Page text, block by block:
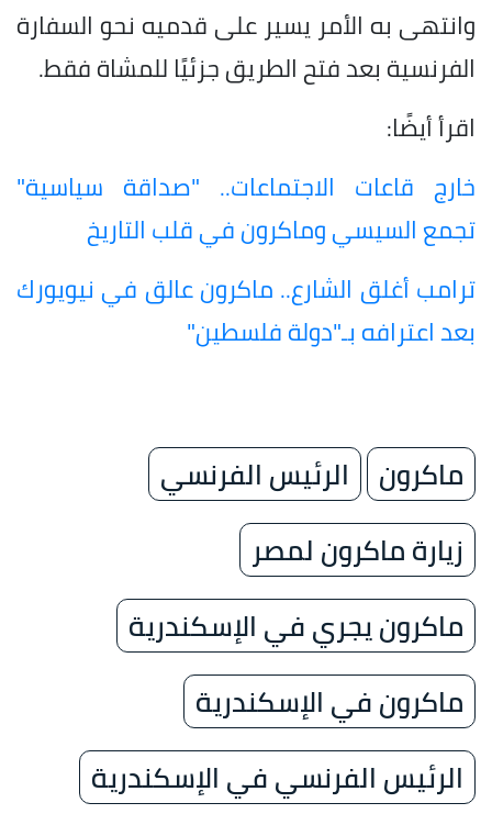
وانتهى به الأمر يسير على قدميه نحو السفارة
الفرنسية بعد فتح الطريق جزئيًا للمشاة فقط.
اقرأ أيضًا:
خارج قاعات الاجتماعات.. "صداقة سياسية"
تجمع السيسي وماكرون في قلب التاريخ
ترامب أغلق الشارع.. ماكرون عالق في نيويورك
بعد اعترافه بـ"دولة فلسطين"
ماكرون
الرئيس الفرنسي
زيارة ماكرون لمصر
ماكرون يجري في الإسكندرية
ماكرون في الإسكندرية
الرئيس الفرنسي في الإسكندرية